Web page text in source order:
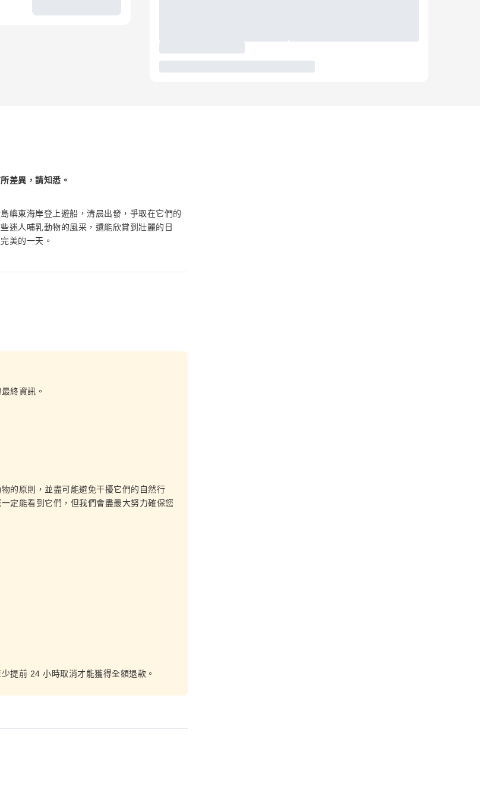
差異，請知悉。
嶼東海岸登上遊船，清晨出發，爭取在它們的
迷人哺乳動物的風采，還能欣賞到壯麗的日
美的一天。
終資訊。
的原則，並盡可能避免干擾它們的自然行
定能看到它們，但我們會盡最大努力確保您
提前 24 小時取消才能獲得全額退款。